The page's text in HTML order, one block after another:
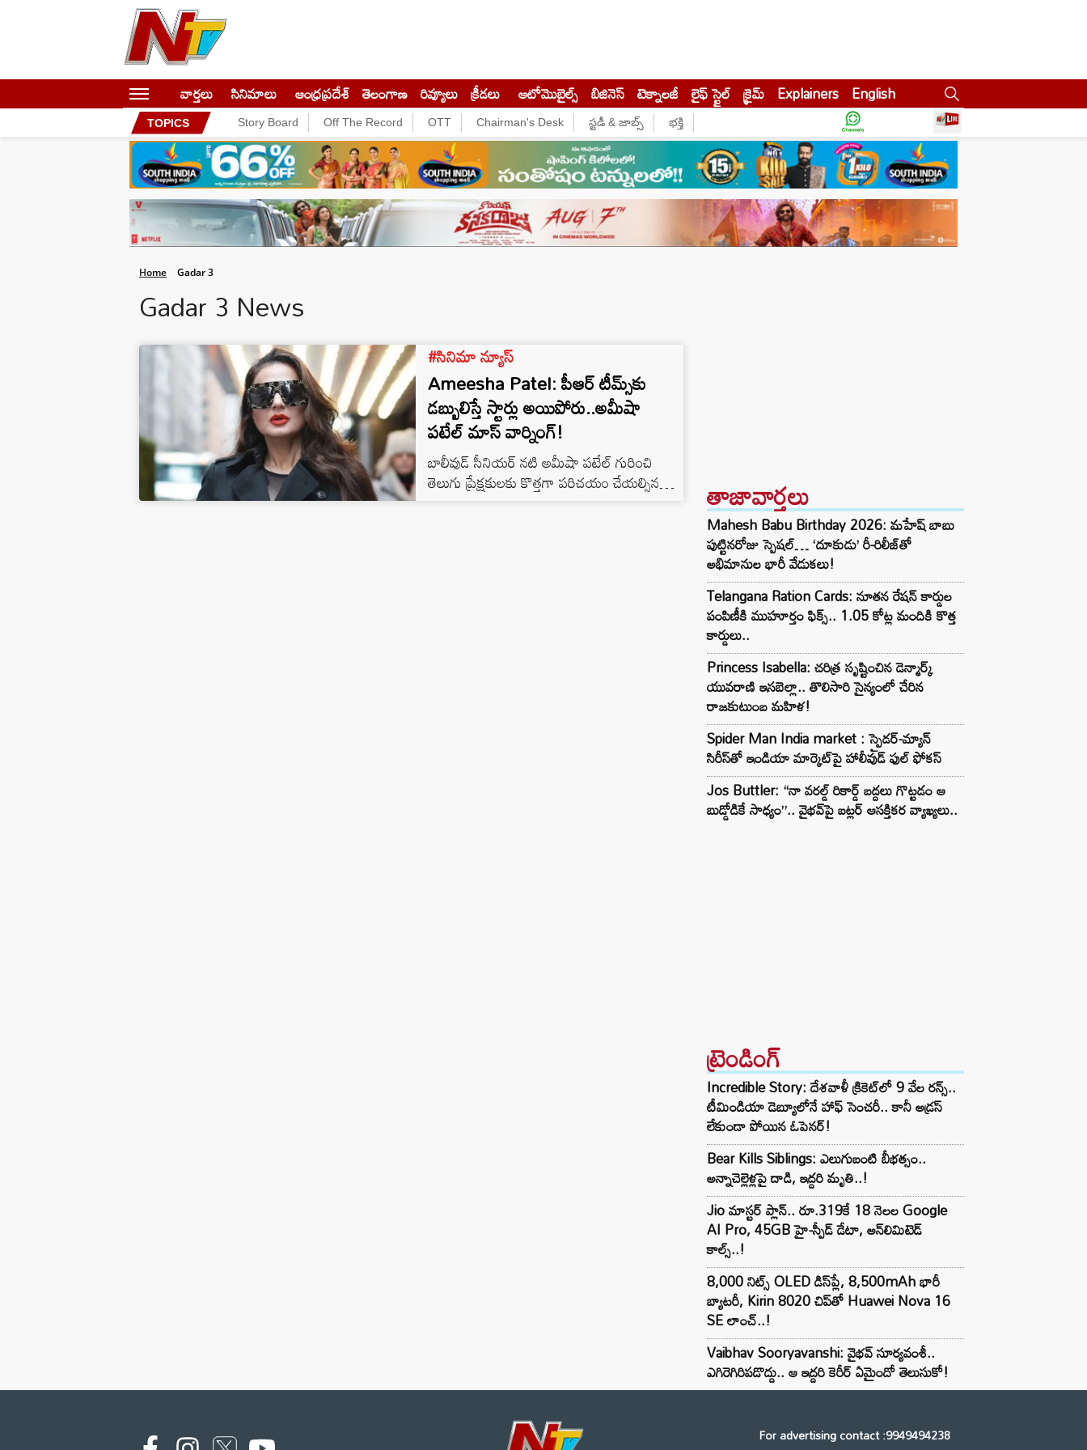
వార్తలు సినిమాలు ఆంధ్రప్రదేశ్ తెలంగాణ రివ్యూలు క్రీడలు ఆటోమొబైల్స్ బిజినెస్‌ టెక్నాలజీ లైఫ్ స్టైల్ క్రైమ్ Explainers English
TOPICS Story Board Off The Record OTT Chairman's Desk స్టడీ & జాబ్స్ భక్తి
Home Gadar 3
Gadar 3 News
#సినిమా న్యూస్
Ameesha Patel: పీఆర్ టీమ్స్‌కు
డబ్బులిస్తే స్టార్లు అయిపోరు..అమీషా
పటేల్ మాస్ వార్నింగ్!
బాలీవుడ్ సీనియర్ నటి అమీషా పటేల్ గురించి
తెలుగు ప్రేక్షకులకు కొత్తగా పరిచయం చేయల్సిన తాజావార్తలు
Mahesh Babu Birthday 2026: మహేష్ బాబు
పుట్టినరోజు స్పెషల్… ‘దూకుడు’ రీ-రిలీజ్‌తో
అభిమానుల భారీ వేడుకలు!
Telangana Ration Cards: నూతన రేషన్ కార్డుల
పంపిణీకి ముహూర్తం ఫిక్స్‌.. 1.05 కోట్ల మందికి కొత్త
కార్డులు..
Princess Isabella: చరిత్ర సృష్టించిన డెన్మార్క్
యువరాణి ఇసబెల్లా.. తొలిసారి సైన్యంలో చేరిన
రాజకుటుంబ మహిళ!
Spider Man India market : స్పైడర్-మ్యాన్
సిరీస్‌తో ఇండియా మార్కెట్‌పై హాలీవుడ్ ఫుల్ ఫోకస్
Jos Buttler: “నా వరల్డ్ రికార్డ్‌ బద్దలు గొట్టడం ఆ
బుడ్డోడికే సాధ్యం”.. వైభవ్‌పై బట్లర్ ఆసక్తికర వ్యాఖ్యలు..
ట్రెండింగ్‌
Incredible Story: దేశవాళీ క్రికెట్‌లో 9 వేల రన్స్..
టీమిండియా డెబ్యూలోనే హాఫ్ సెంచరీ.. కానీ అడ్రస్
లేకుండా పోయిన ఓపెనర్!
Bear Kills Siblings: ఎలుగుబంటి బీభత్సం..
అన్నాచెల్లెళ్లపై దాడి, ఇద్దరి మృతి..!
Jio మాస్టర్ ప్లాన్.. రూ.319కే 18 నెలల Google
AI Pro, 45GB హై-స్పీడ్ డేటా, అన్⁭లిమిటెడ్
కాల్స్..!
8,000 నిట్స్ OLED డిస్‌ప్లే, 8,500mAh భారీ
బ్యాటరీ, Kirin 8020 చిప్‌తో Huawei Nova 16
SE లాంచ్..!
Vaibhav Sooryavanshi: వైభవ్ సూర్యవంశీ..
ఎగిరెగిరిపడొద్దు.. ఆ ఇద్దరి కెరీర్ ఏమైందో తెలుసుకో!
For advertising contact :9949494238